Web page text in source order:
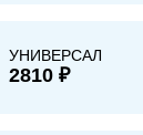
УНИВЕРСАЛ
2810 ₽